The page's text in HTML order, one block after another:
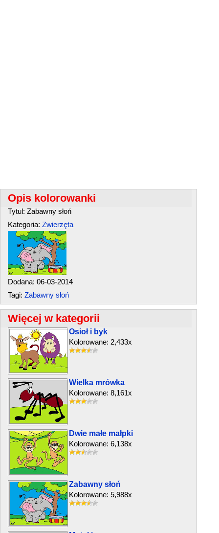
Opis kolorowanki
Tytul: Zabawny słoń
Kategoria: Zwierzęta
Dodana: 06-03-2014
Tagi: Zabawny słoń
Więcej w kategorii
Osioł i byk
Kolorowane: 2,433x
Wielka mrówka
Kolorowane: 8,161x
Dwie małe małpki
Kolorowane: 6,138x
Zabawny słoń
Kolorowane: 5,988x